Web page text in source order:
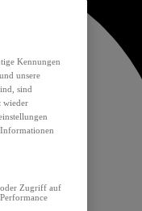
Kennungen
unsere
sind
wieder
oder Zugriff auf